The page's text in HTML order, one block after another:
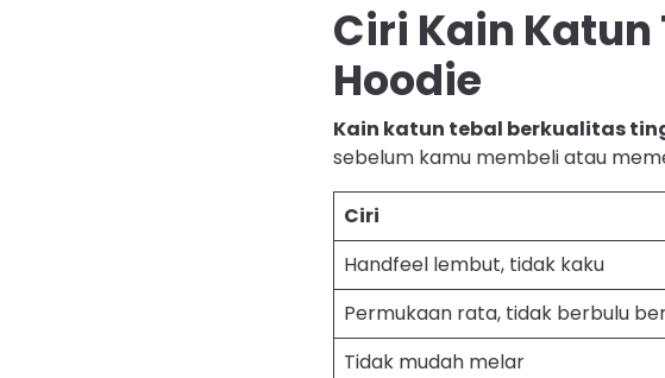
Ciri Kain
Hoodie
Kain katun tebal berkualitas
sebelum kamu membeli atau
Ciri
Handfeel lembut, tidak kaku
Permukaan rata, tidak berbulu
Tidak mudah melar